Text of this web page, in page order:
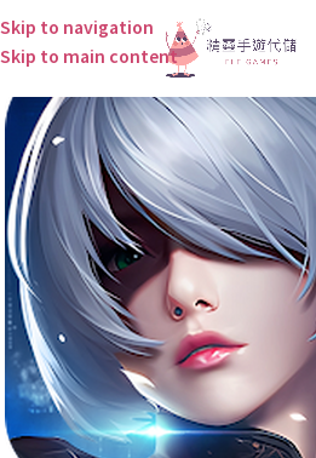
Skip to navigation
Skip to main content